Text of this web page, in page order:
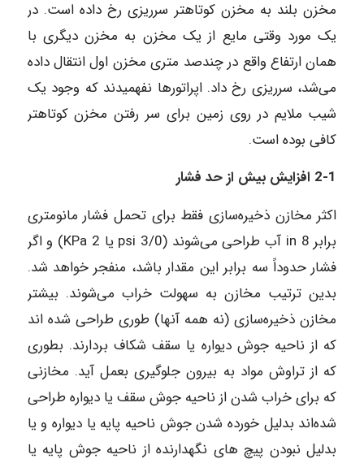
مخزن بلند به مخزن کوتاهتر سرریزی رخ داده است. در
یک مورد وقتی مایع از یک مخزن به مخزن دیگری با
همان ارتفاع واقع در چندصد متری مخزن اول انتقال داده
می‌شد، سرریزی رخ داد. اپراتورها نفهمیدند که وجود یک
شیب ملایم در روی زمین برای سر رفتن مخزن کوتاهتر
کافی بوده است.
2-1 افزایش بیش از حد فشار
اکثر مخازن ذخیره‌سازی فقط برای تحمل فشار مانومتری
برابر in 8 آب طراحی می‌شوند (psi 3/0 یا KPa 2) و اگر
فشار حدوداً سه برابر این مقدار باشد، منفجر خواهد شد.
بدین ترتیب مخازن به سهولت خراب می‌شوند. بیشتر
مخازن ذخیره‌سازی (نه همه آنها) طوری طراحی شده اند
که از ناحیه جوش دیواره یا سقف شکاف بردارند. بطوری
که از تراوش مواد به بیرون جلوگیری بعمل آید. مخازنی
که برای خراب شدن از ناحیه جوش سقف یا دیواره طراحی
شده‌اند بدلیل خورده‌ شدن جوش ناحیه پایه یا دیواره و یا
بدلیل نبودن پیچ های نگهدارنده از ناحیه جوش پایه یا